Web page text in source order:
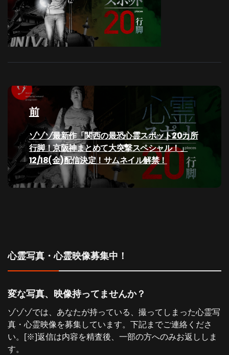
投
ナ
ビ
ゲ
ョ
ン
前
過
去
の
投
稿:
ゾゾゾ最新作「関西の最恐心霊スポット20カ所
行脚！京阪神まとめて大突撃スペシャル！」
12/18(金)配信決定！サムネイル解禁！
心霊写真・心霊映像募集中！
変な写真、映像持ってませんか？
ゾゾゾでは、あなたが持っている、撮ってしまった心霊写
真・心霊映像を募集しています。下記までご連絡くださ
い。[※]返信は内容を精査後、一部の方へのみお返ししま
す。